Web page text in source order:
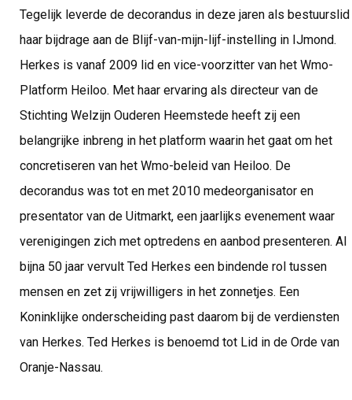
Tegelijk leverde de decorandus in deze jaren als bestuurslid
haar bijdrage aan de Blijf-van-mijn-lijf-instelling in IJmond.
Herkes is vanaf 2009 lid en vice-voorzitter van het Wmo-
Platform Heiloo. Met haar ervaring als directeur van de
Stichting Welzijn Ouderen Heemstede heeft zij een
belangrijke inbreng in het platform waarin het gaat om het
concretiseren van het Wmo-beleid van Heiloo. De
decorandus was tot en met 2010 medeorganisator en
presentator van de Uitmarkt, een jaarlijks evenement waar
verenigingen zich met optredens en aanbod presenteren. Al
bijna 50 jaar vervult Ted Herkes een bindende rol tussen
mensen en zet zij vrijwilligers in het zonnetjes. Een
Koninklijke onderscheiding past daarom bij de verdiensten
van Herkes. Ted Herkes is benoemd tot Lid in de Orde van
Oranje-Nassau.